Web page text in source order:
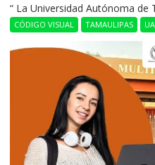
“ La Universidad Autónoma de
CÓDIGO VISUAL TAMAULIPAS